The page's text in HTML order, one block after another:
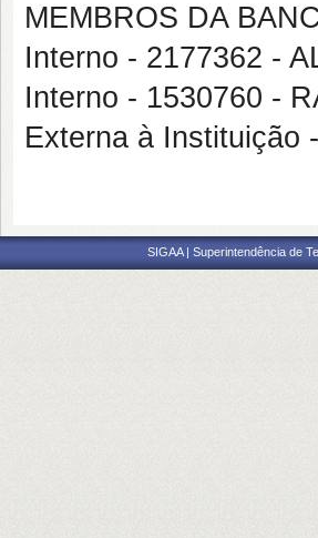
MEMBROS DA
Interno - 2177362 -
Interno - 1530760 -
Externa à Instituição
SIGAA | Superintendência de